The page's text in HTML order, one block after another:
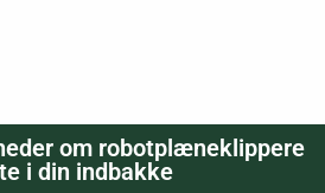
om robotplæneklippere
i din indbakke